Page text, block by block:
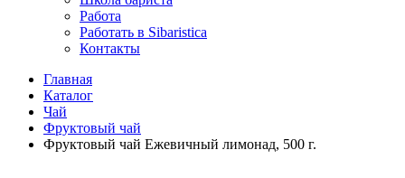
Работа
Работать в Sibaristica
Контакты
Главная
Каталог
Чай
Фруктовый чай
Фруктовый чай Ежевичный лимонад, 500 г.